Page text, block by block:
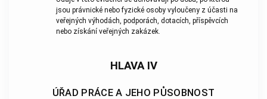
jsou právnické nebo fyzické osoby vyloučeny z účasti na
veřejných výhodách, podporách, dotacích, příspěvcích
nebo získání veřejných zakázek.
HLAVA IV
ÚŘAD PRÁCE A JEHO PŮSOBNOST